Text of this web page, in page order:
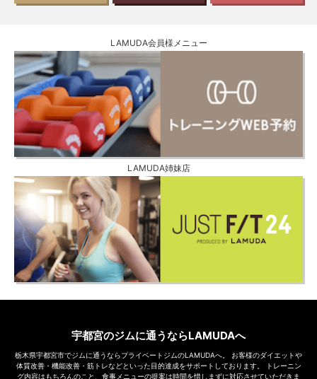
LAMUDA会員様メニュー
LAMUDA姉妹店
宇都宮のジムに通うならLAMUDAへ
栃木県宇都宮市でジムに通うならプライベートジムのLAMUDAへ。
お客様のダイエットや
体質改善・機能改善・筋トレなどといった目的達成をサポートしております。
トレーニン
グ内容はもちろんのこと、食事メニューの提案は時間を惜しまずに対応させていただきま